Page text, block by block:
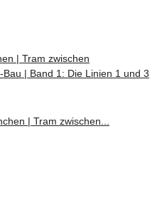
| Tram zwischen
| Band 1: Die Linien 1 und 3